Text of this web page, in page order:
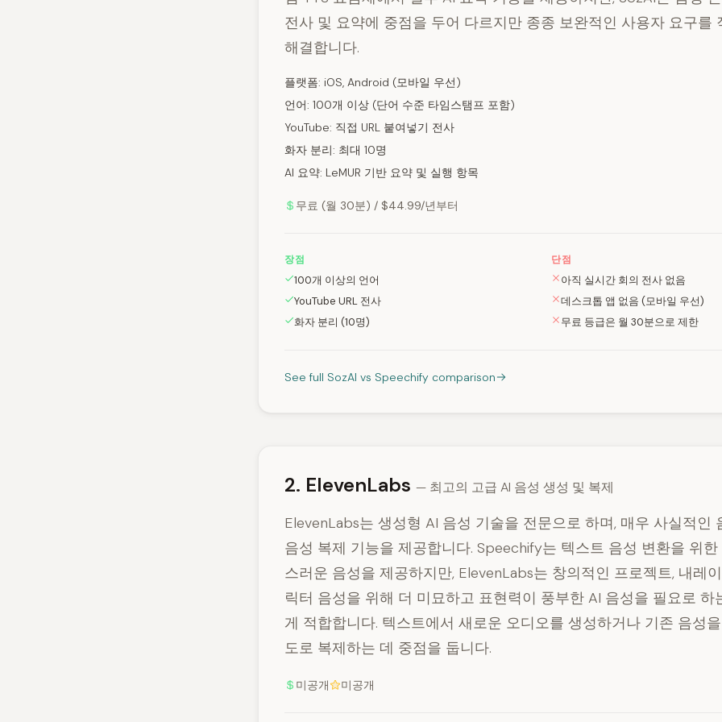
전사 및 요약에 중점을 두어 다르지만 종종 보완적인 사용자 요구를
해결합니다.
플랫폼: iOS, Android (모바일 우선)
언어: 100개 이상 (단어 수준 타임스탬프 포함)
YouTube: 직접 URL 붙여넣기 전사
화자 분리: 최대 10명
AI 요약: LeMUR 기반 요약 및 실행 항목
무료 (월 30분) / $44.99/년부터
장점
100개 이상의 언어
YouTube URL 전사
화자 분리 (10명)
단점
아직 실시간 회의 전사 없음
데스크톱 앱 없음 (모바일 우선)
무료 등급은 월 30분으로 제한
See full SozAI vs Speechify comparison
2. ElevenLabs — 최고의 고급 AI 음성 생성 및 복제
ElevenLabs는 생성형 AI 음성 기술을 전문으로 하며, 매우 사실적인
음성 복제 기능을 제공합니다. Speechify는 텍스트 음성 변환을 위한
스러운 음성을 제공하지만, ElevenLabs는 창의적인 프로젝트, 내레
릭터 음성을 위해 더 미묘하고 표현력이 풍부한 AI 음성을 필요로 하
게 적합합니다. 텍스트에서 새로운 오디오를 생성하거나 기존 음성
도로 복제하는 데 중점을 둡니다.
미공개 미공개